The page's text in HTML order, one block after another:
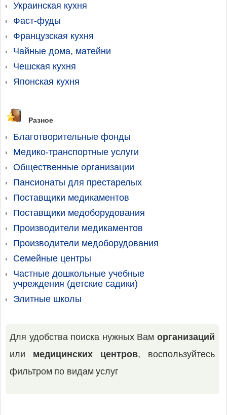
Украинская кухня
Фаст-фуды
Французская кухня
Чайные дома, матейни
Чешская кухня
Японская кухня
Разное
Благотворительные фонды
Медико-транспортные услуги
Общественные организации
Пансионаты для престарелых
Поставщики медикаментов
Поставщики медоборудования
Производители медикаментов
Производители медоборудования
Семейные центры
Частные дошкольные учебные
учреждения (детские садики)
Элитные школы
Для удобства поиска нужных Вам организаций
или медицинских центров, воспользуйтесь
фильтром по видам услуг